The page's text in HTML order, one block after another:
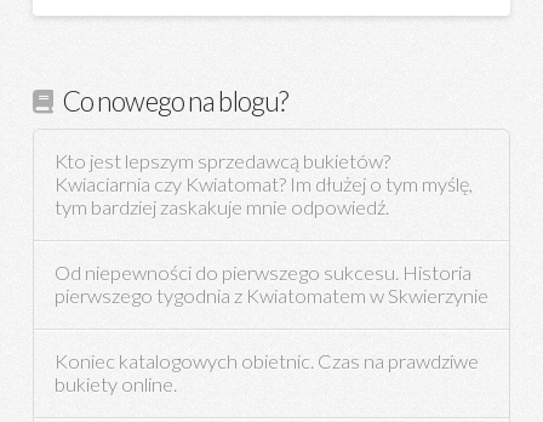
Co nowego na blogu?
Kto jest lepszym sprzedawcą bukietów?
Kwiaciarnia czy Kwiatomat? Im dłużej o tym myślę,
tym bardziej zaskakuje mnie odpowiedź.
Od niepewności do pierwszego sukcesu. Historia
pierwszego tygodnia z Kwiatomatem w Skwierzynie
Koniec katalogowych obietnic. Czas na prawdziwe
bukiety online.